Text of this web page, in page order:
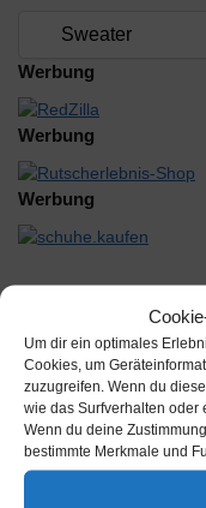
Um dir ein optimales
Cookies, um
zuzugreifen. Wenn du
wie das Surfverhalten oder
Wenn du deine
bestimmte Merkmale und
Werbung
Werbung
Werbung
Beschreibung
Schlicht und edel
einem vergrößerten
Fit Passform. Es fäl…